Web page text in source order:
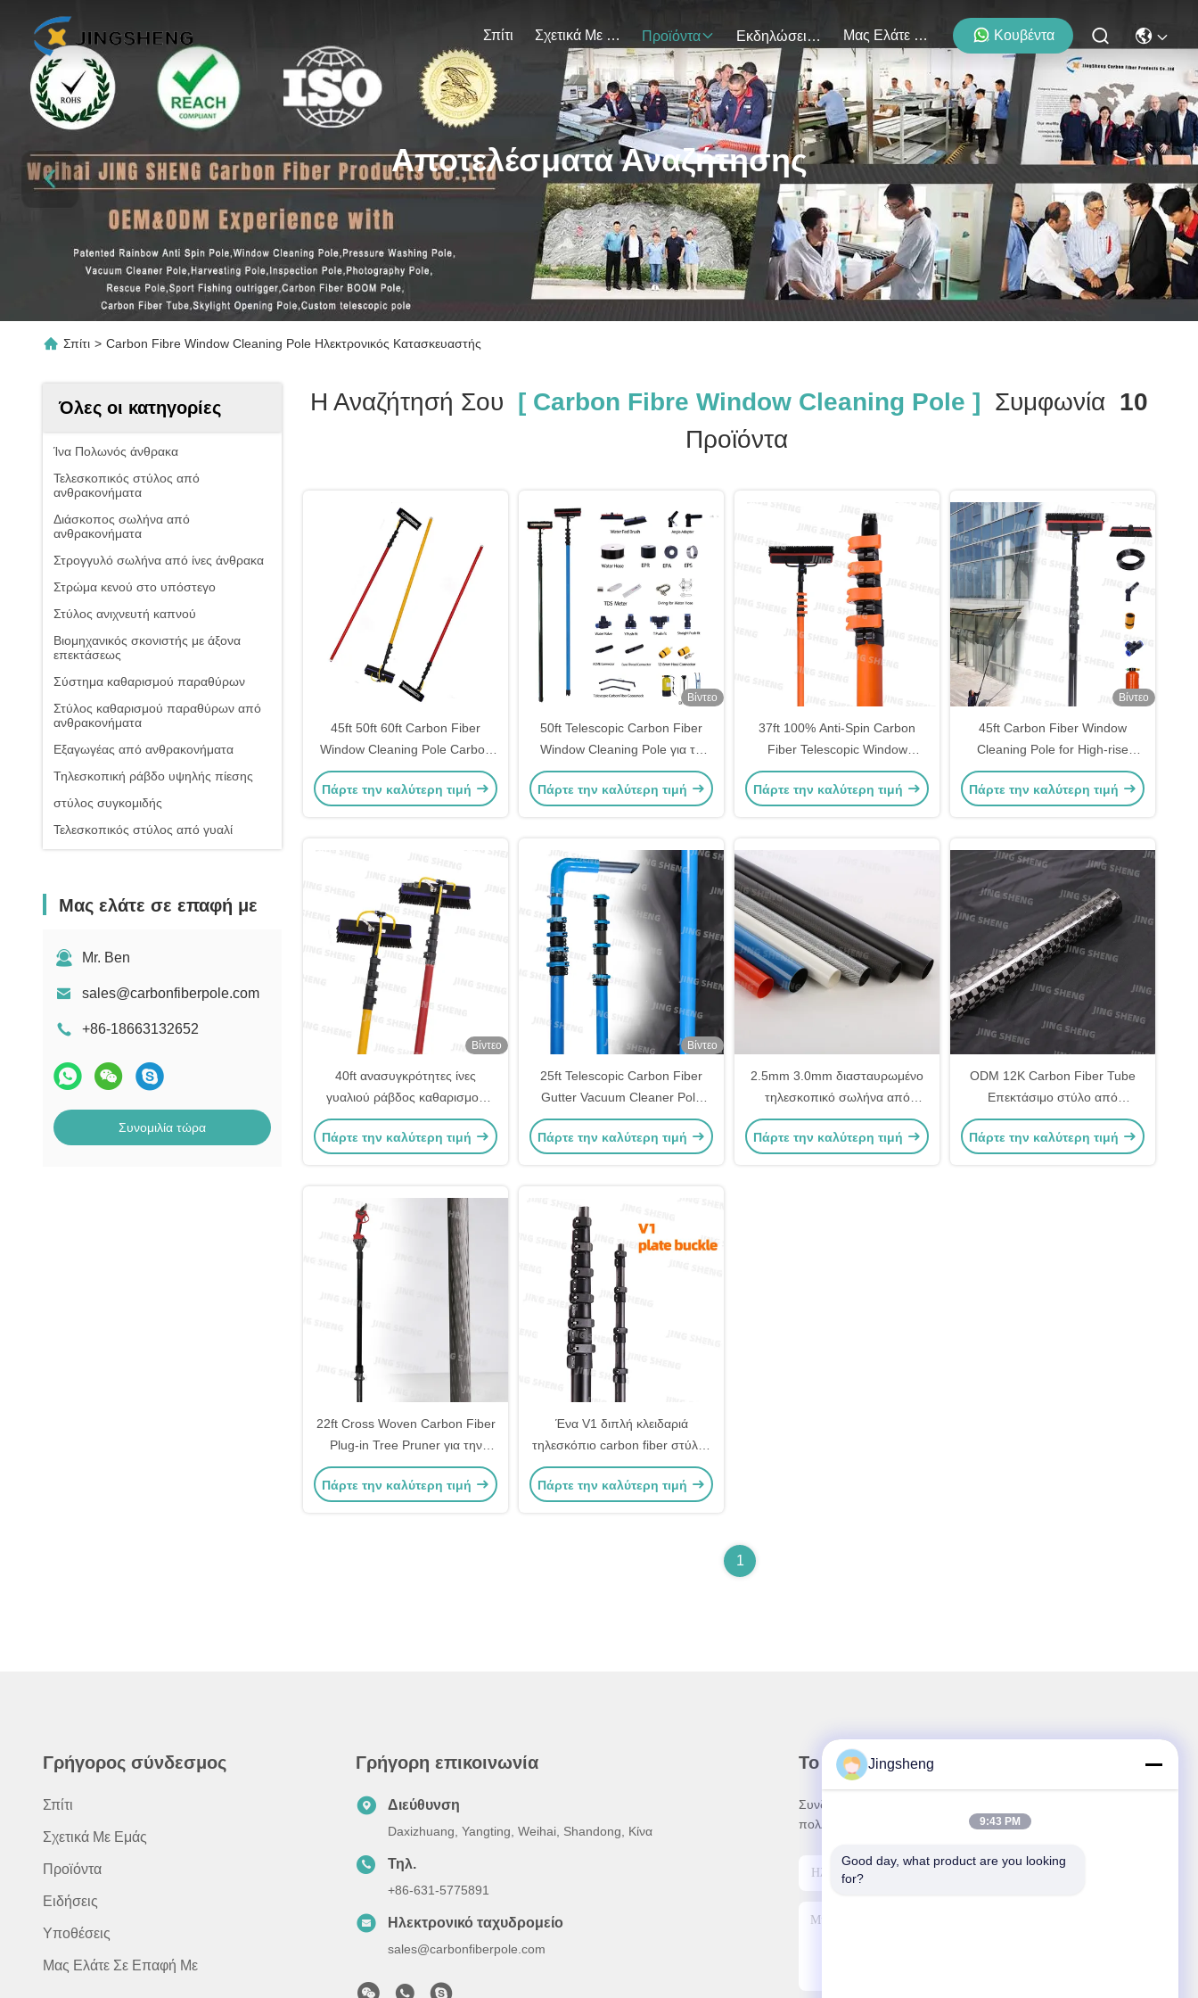
Σπίτι Σχετικά Με Εμάς Προϊόντα Εκδηλώσεις Μας Ελάτε Σε Επαφή Με Κουβέντα
Αποτελέσματα Αναζήτησης
Σπίτι > Carbon Fibre Window Cleaning Pole Ηλεκτρονικός Κατασκευαστής
Όλες οι κατηγορίες
Ίνα Πολωνός άνθρακα
Τελεσκοπικός στύλος από
ανθρακονήματα
Διάσκοπος σωλήνα από
ανθρακονήματα
Στρογγυλό σωλήνα από ίνες άνθρακα
Στρώμα κενού στο υπόστεγο
Στύλος ανιχνευτή καπνού
Βιομηχανικός σκονιστής με άξονα
επεκτάσεως
Σύστημα καθαρισμού παραθύρων
Στύλος καθαρισμού παραθύρων από
ανθρακονήματα
Εξαγωγέας από ανθρακονήματα
Τηλεσκοπική ράβδο υψηλής πίεσης
στύλος συγκομιδής
Τελεσκοπικός στύλος από γυαλί
Μας ελάτε σε επαφή με
Mr. Ben
sales@carbonfiberpole.com
+86-18663132652
Συνομιλία τώρα
Η Αναζήτησή Σου [ Carbon Fibre Window Cleaning Pole ] Συμφωνία 10
Προϊόντα
45ft 50ft 60ft Carbon Fiber
Window Cleaning Pole Carbon
Water Fed Pole Για κατοικίες
Πάρτε την καλύτερη τιμή
Βίντεο
50ft Telescopic Carbon Fiber
Window Cleaning Pole για το
καθαρισμό παραθύρων και
ηλιακών εγκαταστάσεων OEM
Πάρτε την καλύτερη τιμή
37ft 100% Anti-Spin Carbon
Fiber Telescopic Window
Cleaning Pole Ανασυρόμενο
μήκος Για καθαρισμό πολυώρων
Πάρτε την καλύτερη τιμή
Βίντεο
45ft Carbon Fiber Window
Cleaning Pole for High-rise
windows Εύκολο στη χρήση,
προσαρμοσμένα μεγέθη, ODM
Πάρτε την καλύτερη τιμή
Βίντεο
40ft ανασυγκρότητες ίνες
γυαλιού ράβδος καθαρισμού
παραθύρων για πολυώροφα
κτίρια αντοχή ισχυρές σφίγγες
Πάρτε την καλύτερη τιμή
Βίντεο
25ft Telescopic Carbon Fiber
Gutter Vacuum Cleaner Pole
Καλύτερο για βιομηχανική χρήση
Μέγιστη εμβέλεια και
Πάρτε την καλύτερη τιμή
2.5mm 3.0mm διασταυρωμένο
τηλεσκοπικό σωλήνα από
ανθρακονήματα για καθαρισμό
παραθύρων
Πάρτε την καλύτερη τιμή
ODM 12K Carbon Fiber Tube
Επεκτάσιμο στύλο από
ανθρακονήματα για τα ηλιακά
πάνελ
Πάρτε την καλύτερη τιμή
22ft Cross Woven Carbon Fiber
Plug-in Tree Pruner για την
δασοκομία 2000 μπαταρία
ιόντων λιθίου OEM
Πάρτε την καλύτερη τιμή
Ένα V1 διπλή κλειδαριά
τηλεσκόπιο carbon fiber στύλος
26ft 32ft 50ft για την ηλεκτρική
σκούπα
Πάρτε την καλύτερη τιμή
1
Γρήγορος σύνδεσμος
Σπίτι
Σχετικά Με Εμάς
Προϊόντα
Ειδήσεις
Υποθέσεις
Μας Ελάτε Σε Επαφή Με
Γρήγορη επικοινωνία
Διεύθυνση
Daxizhuang, Yangting, Weihai, Shandong, Κίνα
Τηλ.
+86-631-5775891
Ηλεκτρονικό ταχυδρομείο
sales@carbonfiberpole.com
Το Δελτίο Ενημέρωσης
Συνδρομηθείτε στο ενημερωτικό μας δελτίο για εκπτώσεις και
πολλά άλλα.
Jingsheng
9:43 PM
Good day, what product are you looking
for?